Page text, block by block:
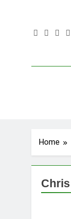
Home